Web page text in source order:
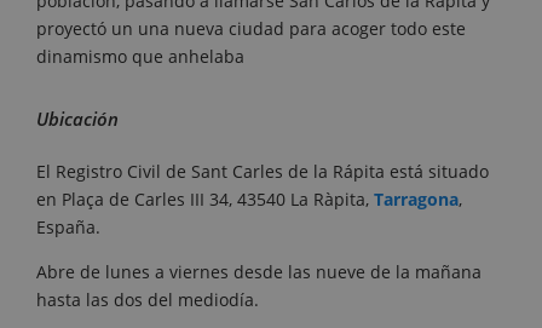
proyectó un una nueva ciudad para acoger todo este
dinamismo que anhelaba
Ubicación
El Registro Civil de Sant Carles de la Rápita está situado
en Plaça de Carles III 34, 43540 La Ràpita, Tarragona,
España.
Abre de lunes a viernes desde las nueve de la mañana
hasta las dos del mediodía.